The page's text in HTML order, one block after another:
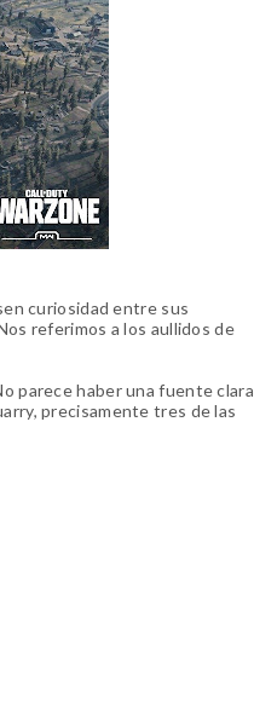
curiosidad entre sus
referimos a los aullidos de
parece haber una fuente clara
precisamente tres de las